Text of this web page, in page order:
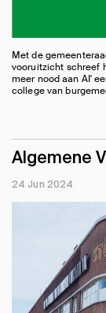
Met de
vooruitzicht schreef
meer nood aan AI'
college van
Algemene
24 Jun 2024